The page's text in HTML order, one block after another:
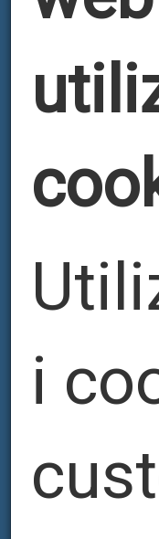
i